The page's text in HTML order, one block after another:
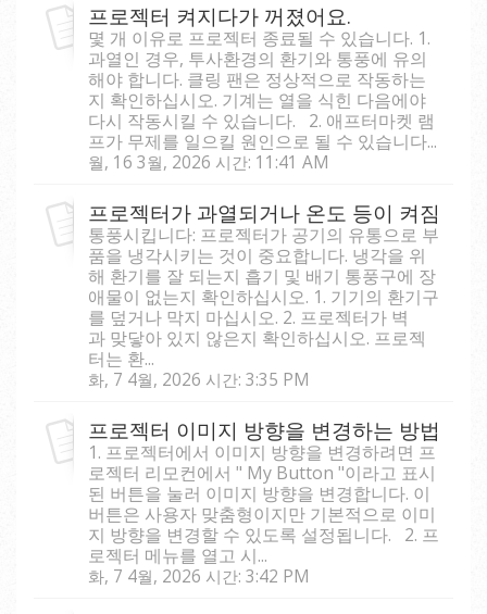
프로젝터 켜지다가 꺼졌어요.
몇 개 이유로 프로젝터 종료될 수 있습니다. 1.
과열인 경우, 투사환경의 환기와 통풍에 유의
해야 합니다. 클링 팬은 정상적으로 작동하는
지 확인하십시오. 기계는 열을 식힌 다음에야
다시 작동시킬 수 있습니다. 2. 애프터마켓 램
프가 무제를 일으킬 원인으로 될 수 있습니다...
월, 16 3월, 2026 시간: 11:41 AM
프로젝터가 과열되거나 온도 등이 켜짐
통풍시킵니다: 프로젝터가 공기의 유통으로 부
품을 냉각시키는 것이 중요합니다. 냉각을 위
해 환기를 잘 되는지 흡기 및 배기 통풍구에 장
애물이 없는지 확인하십시오. 1. 기기의 환기구
를 덮거나 막지 마십시오. 2. 프로젝터가 벽
과 맞닿아 있지 않은지 확인하십시오. 프로젝
터는 환...
화, 7 4월, 2026 시간: 3:35 PM
프로젝터 이미지 방향을 변경하는 방법
1. 프로젝터에서 이미지 방향을 변경하려면 프
로젝터 리모컨에서 " My Button "이라고 표시
된 버튼을 눌러 이미지 방향을 변경합니다. 이
버튼은 사용자 맞춤형이지만 기본적으로 이미
지 방향을 변경할 수 있도록 설정됩니다. 2. 프
로젝터 메뉴를 열고 시...
화, 7 4월, 2026 시간: 3:42 PM